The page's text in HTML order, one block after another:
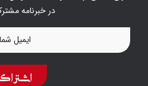
در خبرنامه